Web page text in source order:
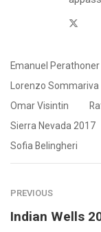
Emanuel Perathoner
Lorenzo Sommariva
Omar Visintin
Sierra Nevada 2017
Sofia Belingheri
PREVIOUS
Indian Wells